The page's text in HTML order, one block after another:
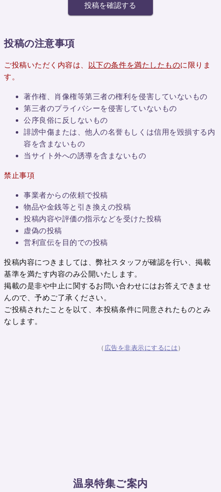
投稿の注意事項
ご投稿いただく内容は、 以下の条件を満たしたものに限りま
す。
著作権、肖像権等第三者の権利を侵害していないもの
第三者のプライバシーを侵害していないもの
公序良俗に反しないもの
誹謗中傷または、他人の名誉もしくは信用を毀損する内
容を含まないもの
当サイト外への誘導を含まないもの
禁止事項
事業者からの依頼で投稿
物品や金銭等と引き換えの投稿
投稿内容や評価の指示などを受けた投稿
虚偽の投稿
営利宣伝を目的での投稿
投稿内容につきましては、弊社スタッフが確認を行い、掲載
基準を満たす内容のみ公開いたします。
掲載の是非や中止に関するお問い合わせにはお答えできませ
んので、予めご了承ください。
ご投稿されたことを以て、本投稿条件に同意されたものとみ
なします。
（ 広告を非表示にするには ）
温泉特集ご案内